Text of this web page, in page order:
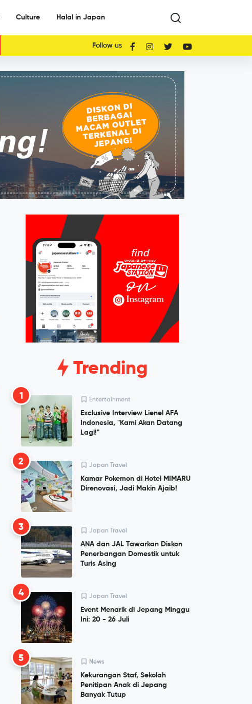
Culture Halal in Japan
Follow us
Trending
1 Entertainment
Exclusive Interview Lienel AFA
Indonesia, "Kami Akan Datang
Lagi!"
2 Japan Travel
Kamar Pokemon di Hotel MIMARU
Direnovasi, Jadi Makin Ajaib!
3 Japan Travel
ANA dan JAL Tawarkan Diskon
Penerbangan Domestik untuk
Turis Asing
4 Japan Travel
Event Menarik di Jepang Minggu
Ini: 20 - 26 Juli
5 News
Kekurangan Staf, Sekolah
Penitipan Anak di Jepang
Banyak Tutup